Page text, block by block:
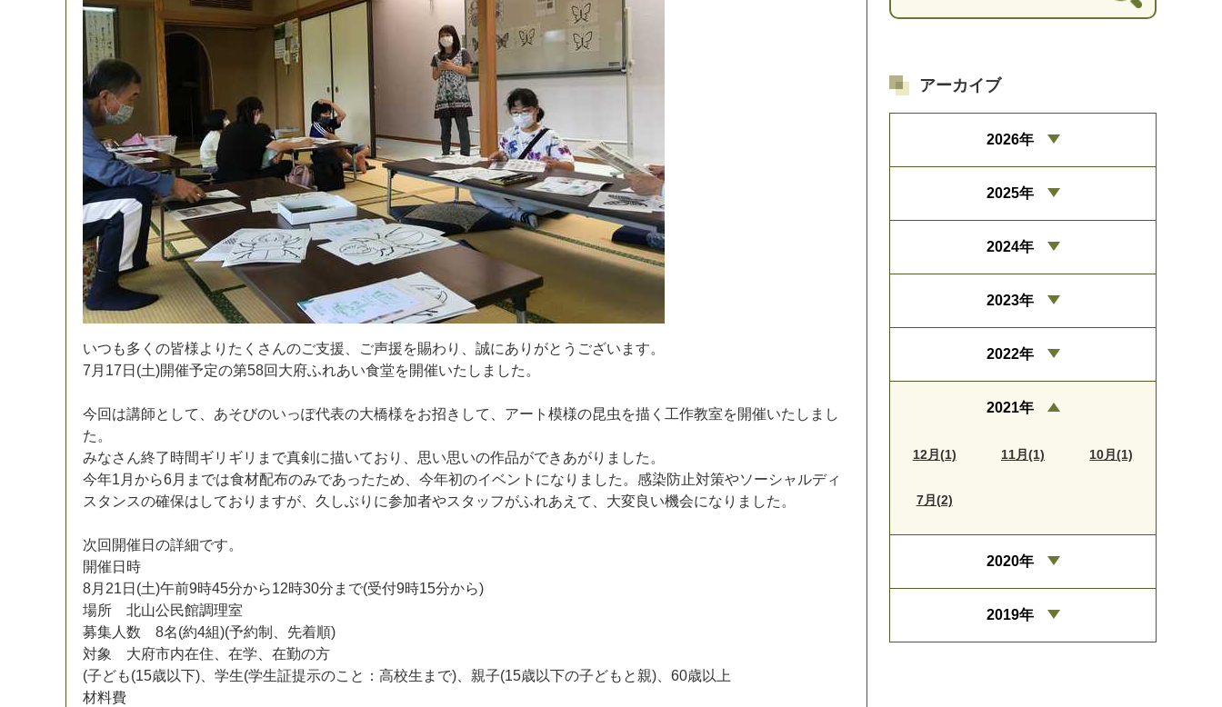
いつ も多 く の皆様よ り た く さ んのご支援 ご声援を賜わ り 誠にあ り がと う ござい ま す。
7 月 17 日 (土)開催予定の第58回 大府ふれあい食堂を開催いた し ま した 。
今回 は講師と して あそびのいっぽ代表の大橋様をお招き して アー ト 模様の昆虫 を描 く 工作教室を開催いた し ま し
た 。
みなさ ん終了時間ギリ ギリ ま で真剣 に描いてお り 思い思いの作品ができ あがり ま した 。
今年1 月 から6月 ま では食材配布のみであったため 今年初のイベン ト にな り ま した 。 感染防止対策やソーシャ ルディ
ス タ ンスの確保は してお り ま すが 久 しぶ り に参加者やス タ ッフがふれあ え て 大変良 い機会にな り ま した 。
次回 開催 日 の詳細です。
開催 日 時
8月 21 日 (土)午前9時45分から12時30分 ま で(受付9時15分から)
場所 北山公民館調理室
募集 人 数 8名(約4組)(予約制 先着順)
対象 大府市内在住 在学 在勤の方
(子ども(15歳以下) 学生(学生証提示のこ と ： 高校生 ま で) 親子(15歳以下の子ども と 親) 60歳以 上
材料費
アーカイブ
2026年
2025年
2024年
2023年
2022年
2021年
12月(1) 11月(1) 10月(1)
7月(2)
2020年
2019年